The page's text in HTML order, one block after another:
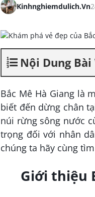
Kinhnghiemdulich.vn
Nội Dung
Bắc Mê Hà Giang là
biết đến dừng chân
núi rừng sông nước
trọng đối với nhân
chúng ta hãy cùng
Giới thiệu